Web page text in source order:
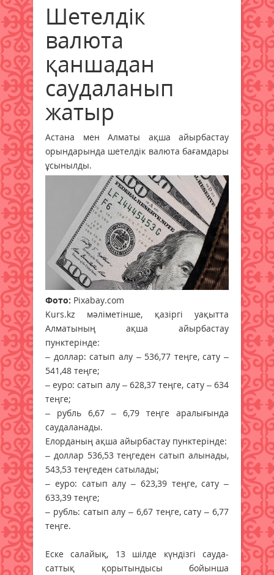
Шетелдік
валюта
қаншадан
саудаланып
жатыр
Астана мен Алматы ақша айырбастау
орындарында шетелдік валюта бағамдары
ұсынылды.
Фото: Pixabay.com
Kurs.kz мәліметінше, қазіргі уақытта
Алматының ақша айырбастау
пунктерінде:
– доллар: сатып алу – 536,77 теңге, сату –
541,48 теңге;
– еуро: сатып алу – 628,37 теңге, сату – 634
теңге;
– рубль 6,67 – 6,79 теңге аралығында
саудаланады.
Елорданың ақша айырбастау пунктерінде:
– доллар 536,53 теңгеден сатып алынады,
543,53 теңгеден сатылады;
– еуро: сатып алу – 623,39 теңге, сату –
633,39 теңге;
– рубль: сатып алу – 6,67 теңге, сату – 6,77
теңге.
Еске салайық, 13 шілде күндізгі сауда-
саттық қорытындысы бойынша